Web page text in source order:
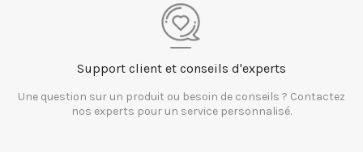
Support client et conseils d'experts
Une question sur un produit ou besoin de conseils ? Contactez
nos experts pour un service personnalisé.